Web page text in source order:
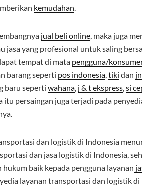
kemudahan.
jual beli online, maka juga
jasa yang profesional untuk saling
tempat di mata pengguna/
barang seperti pos indonesia,tiki dan
baru seperti wahana, j & t ekspress,si
itu persaingan juga terjadi pada
dan logistik di Indonesia
dan jasa logistik di Indonesia,
baik kepada pengguna layanan
layanan transportasi dan logistik